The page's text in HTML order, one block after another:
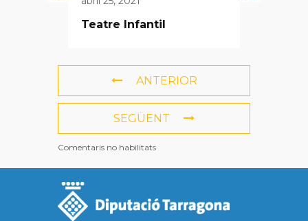
Teatre Infantil
ANTERIOR
SEGÜENT
Comentaris no habilitats